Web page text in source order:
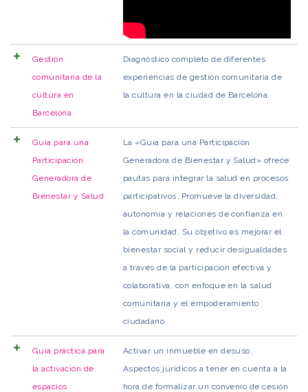
Gestión
comunitaria de la
cultura en
Barcelona
Diagnóstico completo de diferentes
experiencias de gestión comunitaria de
la cultura en la ciudad de Barcelona.
Guía para una
Participación
Generadora de
Bienestar y Salud
La «Guía para una Participación
Generadora de Bienestar y Salud» ofrece
pautas para integrar la salud en procesos
participativos. Promueve la diversidad,
autonomía y relaciones de confianza en
la comunidad. Su objetivo es mejorar el
bienestar social y reducir desigualdades
a través de la participación efectiva y
colaborativa, con enfoque en la salud
comunitaria y el empoderamiento
ciudadano.
Guía práctica para
la activación de
espacios
Activar un inmueble en desuso.
Aspectos jurídicos a tener en cuenta a la
hora de formalizar un convenio de cesión